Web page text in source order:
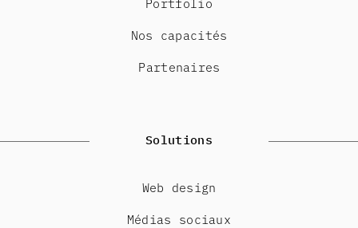
Solutions
Nos capacités
Partenaires
Web design
Médias sociaux